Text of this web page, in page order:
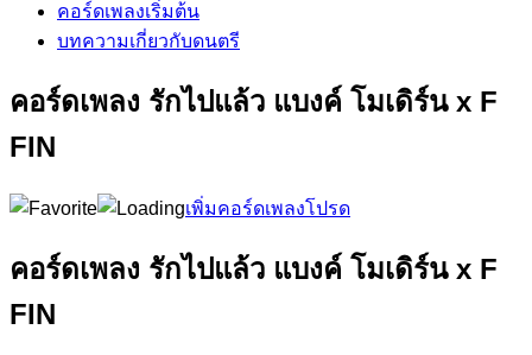
คอร์ดเพลงเริ่มต้น
บทความเกี่ยวกับดนตรี
คอร์ดเพลง รักไปแล้ว แบงค์ โมเดิร์น x F
FIN
เพิ่มคอร์ดเพลงโปรด
คอร์ดเพลง รักไปแล้ว แบงค์ โมเดิร์น x F
FIN